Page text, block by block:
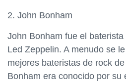
2. John Bonham
John Bonham fue el
Led Zeppelin. A menudo se
mejores bateristas de rock
Bonham era conocido por su